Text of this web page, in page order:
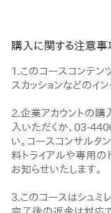
購入に関する注意事
1.このコースコンテン
スカッションなどのイ
2.企業アカウントの購
入いただくか、03-
い。コースコンサルタ
料トライアルや専用の
お知らせいたします。
3.このコースはシュミ